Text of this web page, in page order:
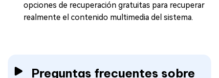
opciones de recuperación gratuitas para recuperar
realmente el contenido multimedia del sistema.
Preguntas frecuentes sobre